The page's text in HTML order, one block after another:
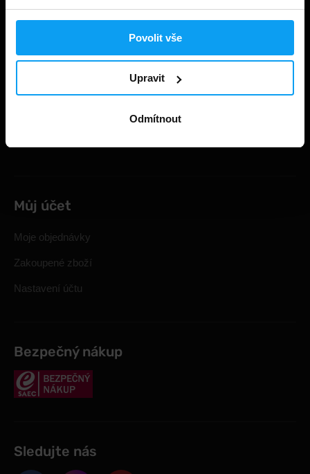
Povolit vše
Upravit
Odmítnout
Odstoupení od smlouvy
Nastavit cookies
Můj účet
Moje objednávky
Zakoupené zboží
Nastavení účtu
Bezpečný nákup
Sledujte nás